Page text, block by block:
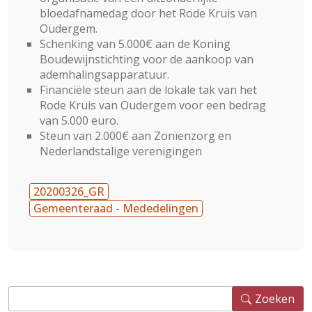
bloedafnamedag door het Rode Kruis van
Oudergem.
Schenking van 5.000€ aan de Koning
Boudewijnstichting voor de aankoop van
ademhalingsapparatuur.
Financiële steun aan de lokale tak van het
Rode Kruis van Oudergem voor een bedrag
van 5.000 euro.
Steun van 2.000€ aan Zonïenzorg en
Nederlandstalige verenigingen
20200326_GR
Gemeenteraad - Mededelingen
Zoeken